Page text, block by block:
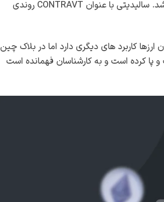
دانید که دارای متغییر ها، توابع، کلاس ها، عملیات محاسباتی و رشته ها می باشد. سالیدیتی با عنوان CONTRAVT روندی
کاربرد های دیگری دارد اما در بلاک چین
و پا کرده است و به کارشناسان فهمانده است